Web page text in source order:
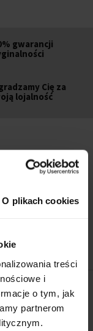
O plikach cookies
treści
i
o tym, jak
partnerom
gwarancji
Cię za
lojalność
perfumowana